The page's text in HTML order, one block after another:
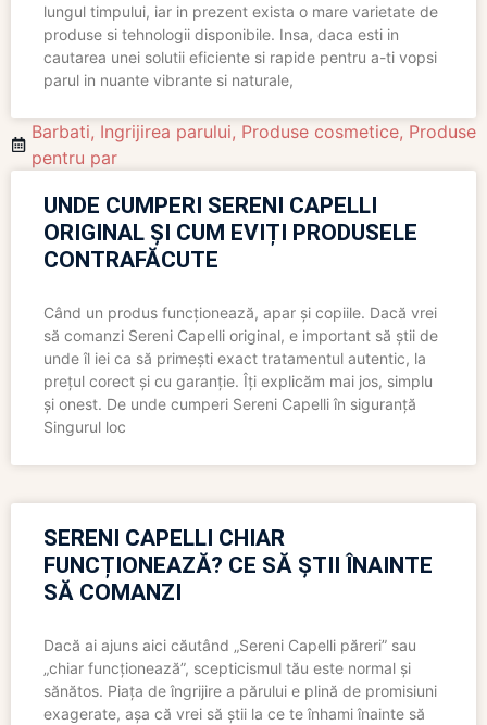
lungul timpului, iar in prezent exista o mare varietate de
produse si tehnologii disponibile. Insa, daca esti in
cautarea unei solutii eficiente si rapide pentru a-ti vopsi
parul in nuante vibrante si naturale,
Barbati, Ingrijirea parului, Produse cosmetice, Produse
pentru par
UNDE CUMPERI SERENI CAPELLI
ORIGINAL ȘI CUM EVIȚI PRODUSELE
CONTRAFĂCUTE
Când un produs funcționează, apar și copiile. Dacă vrei
să comanzi Sereni Capelli original, e important să știi de
unde îl iei ca să primești exact tratamentul autentic, la
prețul corect și cu garanție. Îți explicăm mai jos, simplu
și onest. De unde cumperi Sereni Capelli în siguranță
Singurul loc
SERENI CAPELLI CHIAR
FUNCȚIONEAZĂ? CE SĂ ȘTII ÎNAINTE
SĂ COMANZI
Dacă ai ajuns aici căutând „Sereni Capelli păreri” sau
„chiar funcționează”, scepticismul tău este normal și
sănătos. Piața de îngrijire a părului e plină de promisiuni
exagerate, așa că vrei să știi la ce te înhami înainte să